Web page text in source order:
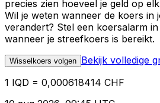
precies zien hoeveel je geld op
Wil je weten wanneer de koers in
verandert? Stel een koersalarm
wanneer je streefkoers is bereikt.
Wisselkoers volgen Bekijk volledige
1 IQD = 0,000618414 CHF